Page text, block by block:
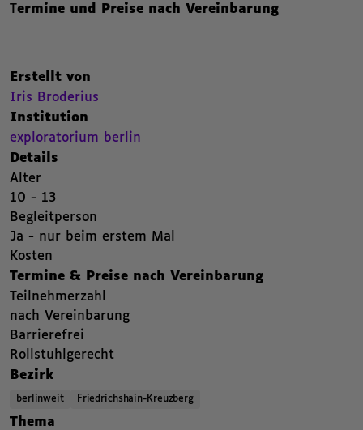
1. Januar 2024 bis 31. Januar 2025
Termine und Preise nach Vereinbarung
,Erstellt von
Iris Broderius
Iris Broderius . Zur Seite von Iris Broderius auf Kubinaut wechseln.
,,Institution
exploratorium berlin
exploratorium berlin. Zur Seite von exploratorium berlin auf Kubinaut
Details
Alter
10 - 13
Begleitperson
Ja - nur beim erstem Mal
Kosten
Termine & Preise nach Vereinbarung
,Teilnehmerzahl
nach Vereinbarung,
Barrierefrei
Rollstuhlgerecht
,Bezirk,
berlinweit
Friedrichshain-Kreuzberg
,,Thema